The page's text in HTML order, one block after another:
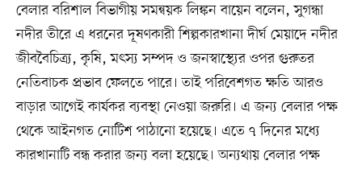
বেলার বরিশাল বিভাগীয় সমন্বয়ক লিঙ্কন বায়েন বলেন, সুগন্ধা
নদীর তীরে এ ধরনের দূষণকারী শিল্পকারখানা দীর্ঘ মেয়াদে নদীর
জীববৈচিত্র্য, কৃষি, মৎস্য সম্পদ ও জনস্বাস্থ্যের ওপর গুরুতর
নেতিবাচক প্রভাব ফেলতে পারে। তাই পরিবেশগত ক্ষতি আরও
বাড়ার আগেই কার্যকর ব্যবস্থা নেওয়া জরুরি। এ জন্য বেলার পক্ষ
থেকে আইনগত নোটিশ পাঠানো হয়েছে। এতে ৭ দিনের মধ্যে
কারখানাটি বন্ধ করার জন্য বলা হয়েছে। অন্যথায় বেলার পক্ষ